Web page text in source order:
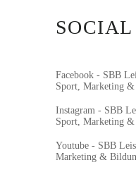
Facebook - SBB
Sport, Marketing
Instagram - SBB
Sport, Marketing
Youtube - SBB
Marketing &